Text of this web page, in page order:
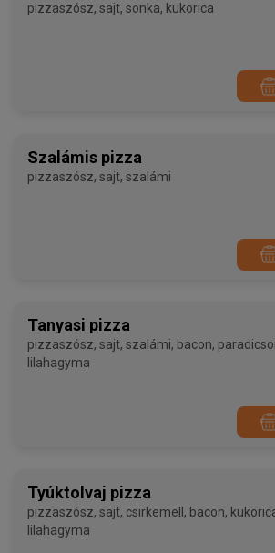
pizzaszósz, sajt, sonka, kukorica
Szalámis pizza
pizzaszósz, sajt, szalámi
Tanyasi pizza
pizzaszósz, sajt, szalámi, bacon, paradicsom,
lilahagyma
Tyúktolvaj pizza
pizzaszósz, sajt, csirkemell, bacon, kukorica,
lilahagyma